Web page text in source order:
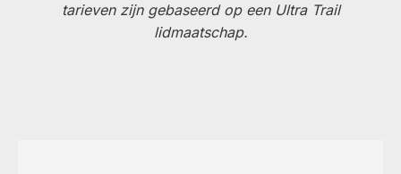
tarieven zijn gebaseerd op een Ultra Trail
lidmaatschap.